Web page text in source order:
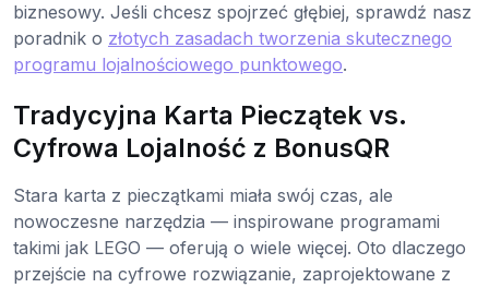
biznesowy. Jeśli chcesz spojrzeć głębiej, sprawdź nasz
poradnik o złotych zasadach tworzenia skutecznego
programu lojalnościowego punktowego.
Tradycyjna Karta Pieczątek vs.
Cyfrowa Lojalność z BonusQR
Stara karta z pieczątkami miała swój czas, ale
nowoczesne narzędzia — inspirowane programami
takimi jak LEGO — oferują o wiele więcej. Oto dlaczego
przejście na cyfrowe rozwiązanie, zaprojektowane z